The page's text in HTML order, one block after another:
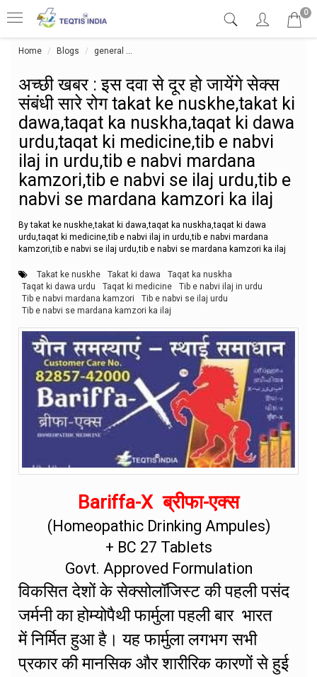
0
Home Blogs general
अच्छी खबर : इस दवा से दूर हो जायेंगे सेक्स
संबंधी सारे रोग takat ke nuskhe,takat ki
dawa,taqat ka nuskha,taqat ki dawa
urdu,taqat ki medicine,tib e nabvi
ilaj in urdu,tib e nabvi mardana
kamzori,tib e nabvi se ilaj urdu,tib e
nabvi se mardana kamzori ka ilaj
By takat ke nuskhe,takat ki dawa,taqat ka nuskha,taqat ki dawa
urdu,taqat ki medicine,tib e nabvi ilaj in urdu,tib e nabvi mardana
kamzori,tib e nabvi se ilaj urdu,tib e nabvi se mardana kamzori ka ilaj
Takat ke nuskhe Takat ki dawa
Taqat ka nuskha
Taqat ki dawa urdu
Taqat ki medicine
Tib e nabvi ilaj in urdu
Tib e nabvi mardana kamzori
Tib e nabvi se ilaj urdu
Tib e nabvi se mardana kamzori ka ilaj
Bariffa-X ब्रीफा-एक्स
(Homeopathic Drinking Ampules)
+ BC 27 Tablets
Govt. Approved Formulation
विकसित देशों के सेक्सोलॉजिस्ट की पहली पसंद
जर्मनी का होम्योपैथी फार्मुला पहली बार भारत
में निर्मित हुआ है। यह फार्मुला लगभग सभी
प्रकार की मानसिक और शारीरिक कारणों से हुई